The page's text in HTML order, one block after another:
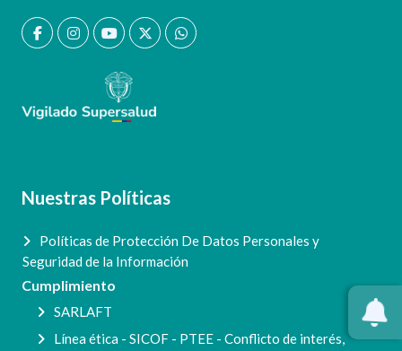
Nuestras Políticas
Políticas de Protección De Datos Personales y
Seguridad de la Información
Cumplimiento
SARLAFT
Línea ética - SICOF - PTEE - Conflicto de interés,